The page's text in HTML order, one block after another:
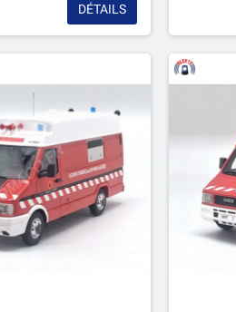
DÉTAILS